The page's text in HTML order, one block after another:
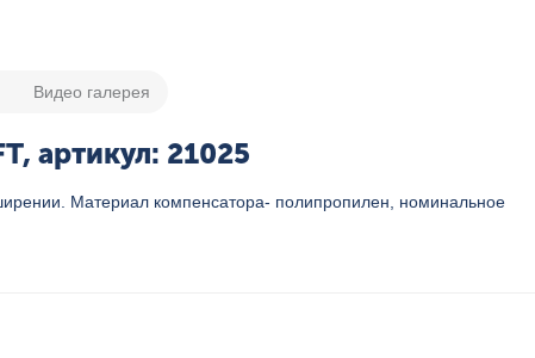
Видео галерея
артикул: 21025
Материал компенсатора- полипропилен, номинальное